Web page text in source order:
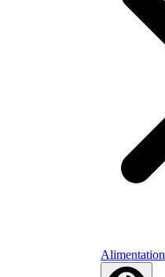
Alimentation